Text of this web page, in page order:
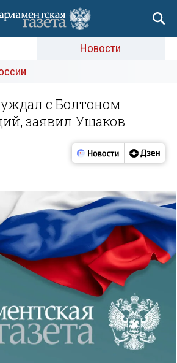
Новости
с Болтоном
заявил Ушаков